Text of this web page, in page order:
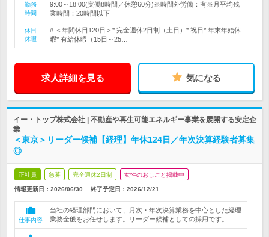
勤務
時間
9:00～18:00(実働8時間／休憩60分)※時間外労働：有※月平均残
業時間：20時間以下
休日
休暇
# ＜年間休日120日＞* 完全週休2日制（土日）* 祝日* 年末年始休
暇* 有給休暇（15日～25…
求人詳細を見る 気になる
イー・トップ株式会社 | 不動産や再生可能エネルギー事業を展開する安定企
業
＜東京＞リーダー候補【経理】年休124日／年次決算経験者募集
◎
正社員 急募 完全週休2日制 女性のおしごと掲載中
情報更新日：2026/06/30 終了予定日： 2026/12/21
仕事内容
当社の経理部門において、月次・年次決算業務を中心とした経理
業務全般をお任せします。リーダー候補としての採用です。